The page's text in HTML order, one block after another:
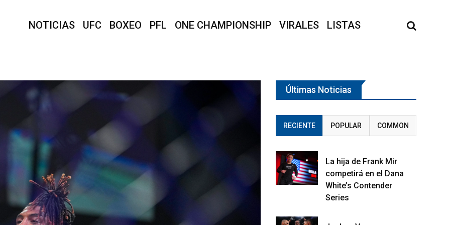
NOTICIAS UFC BOXEO PFL ONE CHAMPIONSHIP VIRALES LISTAS
Últimas Noticias
RECIENTE POPULAR COMMON
La hija de Frank Mir
competirá en el Dana
White’s Contender
Series